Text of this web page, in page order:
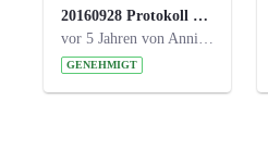
20160928 Protokoll 17. Steuerungskreis.pdf
vor 5 Jahren von Anni Schlumberger
GENEHMIGT